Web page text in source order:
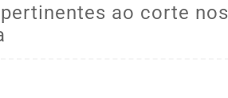
ao corte nos